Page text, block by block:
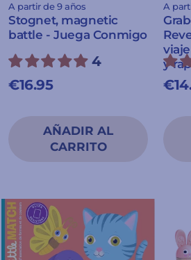
A partir de 9 años
Stognet, magnetic
battle - Juega Conmigo
4
€16.95
A
y